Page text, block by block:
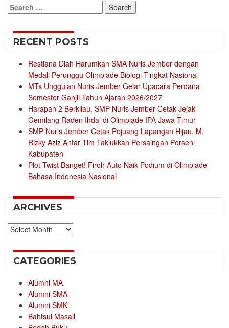
Search
for:
RECENT POSTS
Restiana Diah Harumkan SMA Nuris Jember dengan
Medali Perunggu Olimpiade Biologi Tingkat Nasional
MTs Unggulan Nuris Jember Gelar Upacara Perdana
Semester Ganjil Tahun Ajaran 2026/2027
Harapan 2 Berkilau, SMP Nuris Jember Cetak Jejak
Gemilang Raden Ihdal di Olimpiade IPA Jawa Timur
SMP Nuris Jember Cetak Pejuang Lapangan Hijau, M.
Rizky Aziz Antar Tim Taklukkan Persaingan Porseni
Kabupaten
Plot Twist Banget! Firoh Auto Naik Podium di Olimpiade
Bahasa Indonesia Nasional
ARCHIVES
Archives
CATEGORIES
Alumni MA
Alumni SMA
Alumni SMK
Bahtsul Masail